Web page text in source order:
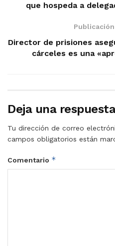
que hospeda a
Director de prisiones
cárceles es una
Deja una
Tu dirección de correo
campos obligatorios están
Comentario *